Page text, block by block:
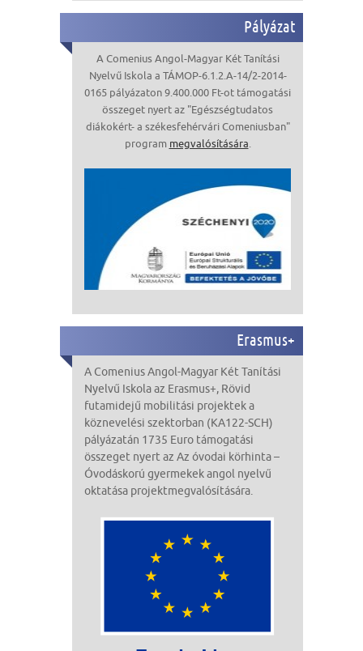
Pályázat
A Comenius Angol-Magyar Két Tanítási
Nyelvű Iskola a TÁMOP-6.1.2.A-14/2-2014-
0165 pályázaton 9.400.000 Ft-ot támogatási
összeget nyert az "Egészségtudatos
diákokért- a székesfehérvári Comeniusban"
program megvalósítására.
Erasmus+
A Comenius Angol-Magyar Két Tanítási
Nyelvű Iskolaaz Erasmus+, Rövid
futamidejű mobilitási projektek a
köznevelési szektorban (KA122-SCH)
pályázatán 1735 Euro támogatási
összeget nyert az Az óvodai körhinta –
Óvodáskorú gyermekek angol nyelvű
oktatása projektmegvalósítására.